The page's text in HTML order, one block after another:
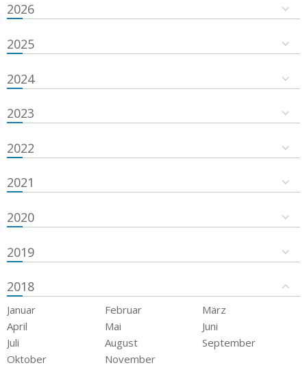
2026
2025
2024
2023
2022
2021
2020
2019
2018
Januar Februar
März
April
Mai
Juni
Juli
August
September
Oktober
November